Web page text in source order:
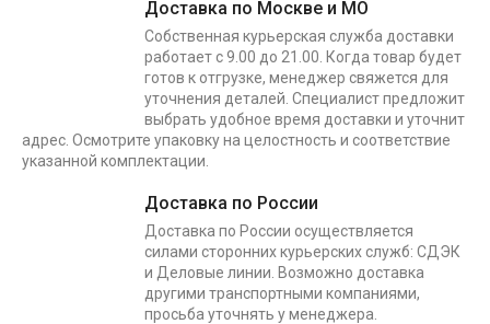
Доставка по Москве и МО
Собственная курьерская служба доставки
работает с 9.00 до 21.00. Когда товар будет
готов к отгрузке, менеджер свяжется для
уточнения деталей. Специалист предложит
выбрать удобное время доставки и уточнит
адрес. Осмотрите упаковку на целостность и соответствие
указанной комплектации.
Доставка по России
Доставка по России осуществляется
силами сторонних курьерских служб: СДЭК
и Деловые линии. Возможно доставка
другими транспортными компаниями,
просьба уточнять у менеджера.